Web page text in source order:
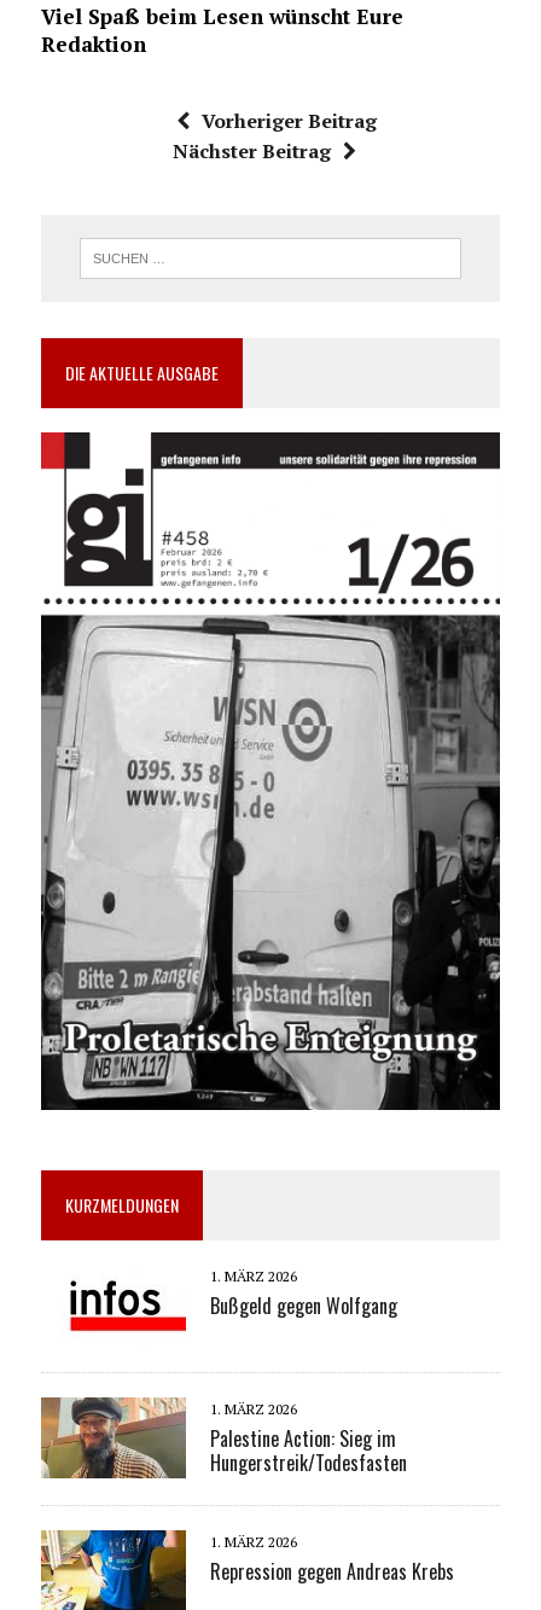
Viel Spaß beim Lesen wünscht Eure
Redaktion
Vorheriger Beitrag
Nächster Beitrag
DIE AKTUELLE AUSGABE
KURZMELDUNGEN
1. MÄRZ 2026
Bußgeld gegen Wolfgang
1. MÄRZ 2026
Palestine Action: Sieg im
Hungerstreik/Todesfasten
1. MÄRZ 2026
Repression gegen Andreas Krebs